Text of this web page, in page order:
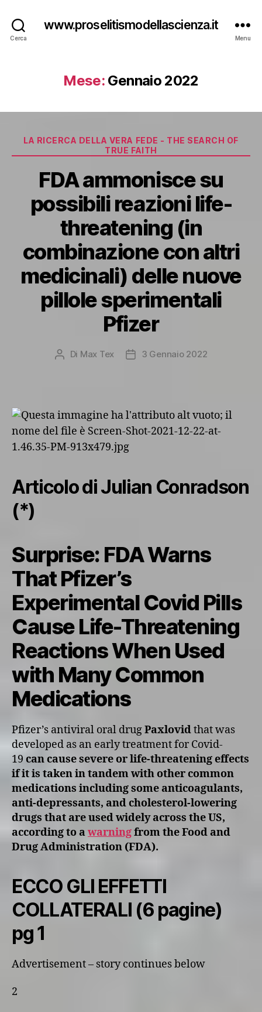
Cerca
www.proselitismodellascienza.it
Menu
Mese: Gennaio 2022
Categorie
LA RICERCA DELLA VERA FEDE - THE SEARCH OF
TRUE FAITH
FDA ammonisce su
possibili reazioni life-
threatening (in
combinazione con altri
medicinali) delle nuove
pillole sperimentali
Pfizer
Autore
Di Max Tex
Data3 Gennaio 2022
Articolo di Julian Conradson
(*)
Surprise: FDA Warns
That Pfizer’s
Experimental Covid Pills
Cause Life-Threatening
Reactions When Used
with Many Common
Medications
Pfizer’s antiviral oral drugPaxlovidthat was
developed as an early treatment for Covid-
19 can cause severe or life-threatening effects
if it is taken in tandem with other common
medications including some anticoagulants,
anti-depressants, and cholesterol-lowering
drugs that are used widely across the US,
according to awarningfrom the Food and
Drug Administration (FDA).
ECCO GLI EFFETTI
COLLATERALI (6 pagine)
pg 1
Advertisement – story continues below
2